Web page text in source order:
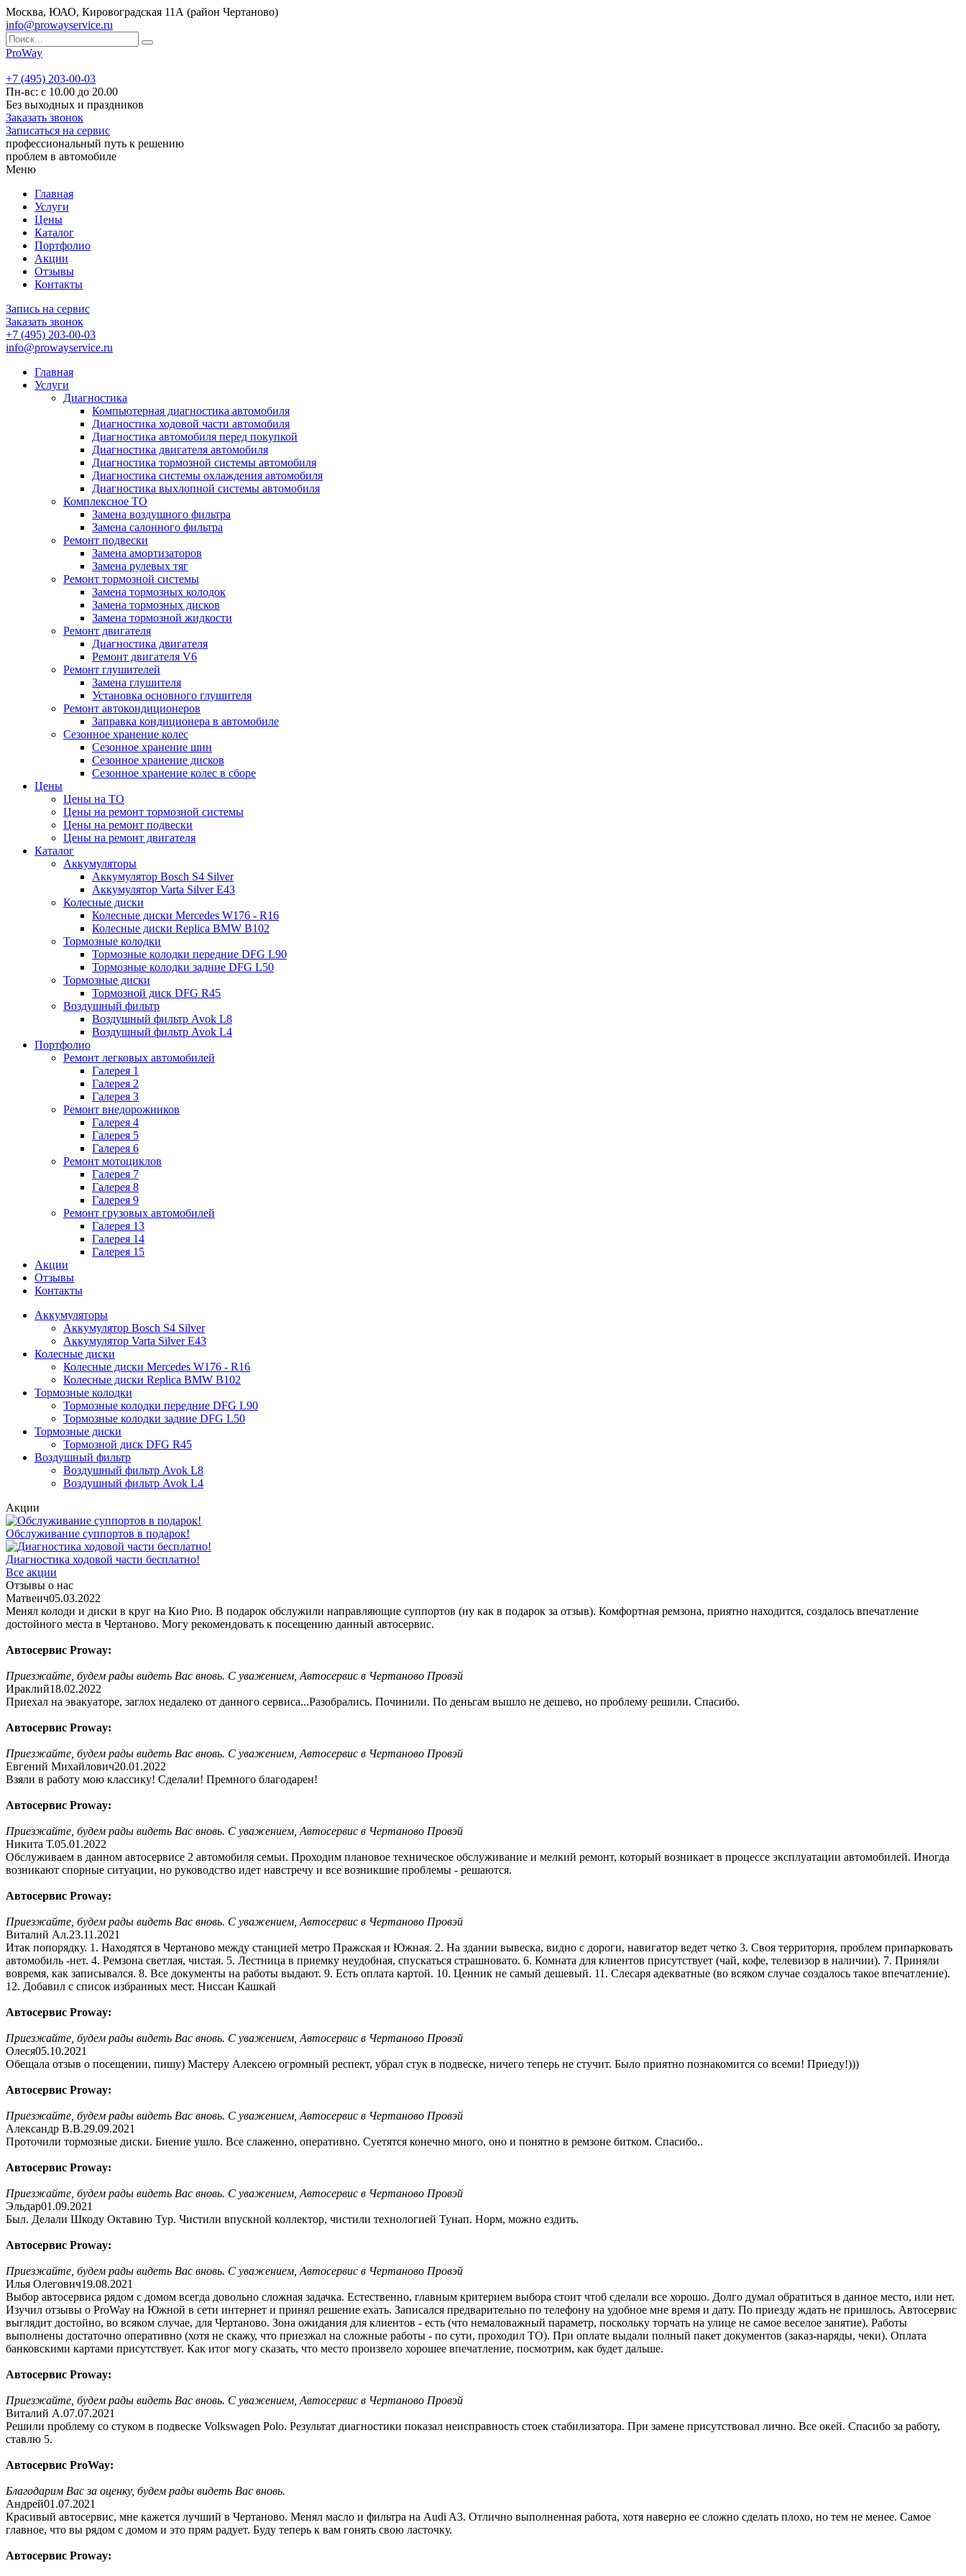
Москва, ЮАО, Кировоградская 11А (район Чертаново)
info@prowayservice.ru
ProWay
+7 (495) 203-00-03
Пн-вс: с 10.00 до 20.00
Без выходных и праздников
Заказать звонок
Записаться на сервис
профессиональный путь к решению
проблем в автомобиле
Меню
Главная
Услуги
Цены
Каталог
Портфолио
Акции
Отзывы
Контакты
Запись на сервис
Заказать звонок
+7 (495) 203-00-03
info@prowayservice.ru
Главная
Услуги
Диагностика
Компьютерная диагностика автомобиля
Диагностика ходовой части автомобиля
Диагностика автомобиля перед покупкой
Диагностика двигателя автомобиля
Диагностика тормозной системы автомобиля
Диагностика системы охлаждения автомобиля
Диагностика выхлопной системы автомобиля
Комплексное ТО
Замена воздушного фильтра
Замена салонного фильтра
Ремонт подвески
Замена амортизаторов
Замена рулевых тяг
Ремонт тормозной системы
Замена тормозных колодок
Замена тормозных дисков
Замена тормозной жидкости
Ремонт двигателя
Диагностика двигателя
Ремонт двигателя V6
Ремонт глушителей
Замена глушителя
Установка основного глушителя
Ремонт автокондиционеров
Заправка кондиционера в автомобиле
Сезонное хранение колес
Сезонное хранение шин
Сезонное хранение дисков
Сезонное хранение колес в сборе
Цены
Цены на ТО
Цены на ремонт тормозной системы
Цены на ремонт подвески
Цены на ремонт двигателя
Каталог
Аккумуляторы
Аккумулятор Bosch S4 Silver
Аккумулятор Varta Silver E43
Колесные диски
Колесные диски Mercedes W176 - R16
Колесные диски Replica BMW B102
Тормозные колодки
Тормозные колодки передние DFG L90
Тормозные колодки задние DFG L50
Тормозные диски
Тормозной диск DFG R45
Воздушный фильтр
Воздушный фильтр Avok L8
Воздушный фильтр Avok L4
Портфолио
Ремонт легковых автомобилей
Галерея 1
Галерея 2
Галерея 3
Ремонт внедорожников
Галерея 4
Галерея 5
Галерея 6
Ремонт мотоциклов
Галерея 7
Галерея 8
Галерея 9
Ремонт грузовых автомобилей
Галерея 13
Галерея 14
Галерея 15
Акции
Отзывы
Контакты
Аккумуляторы
Аккумулятор Bosch S4 Silver
Аккумулятор Varta Silver E43
Колесные диски
Колесные диски Mercedes W176 - R16
Колесные диски Replica BMW B102
Тормозные колодки
Тормозные колодки передние DFG L90
Тормозные колодки задние DFG L50
Тормозные диски
Тормозной диск DFG R45
Воздушный фильтр
Воздушный фильтр Avok L8
Воздушный фильтр Avok L4
Акции
Обслуживание суппортов в подарок!
Диагностика ходовой части бесплатно!
Все акции
Отзывы о нас
Матвеич05.03.2022
Менял колоди и диски в круг на Кио Рио. В подарок обслужили направляющие суппортов (ну как в подарок за отзыв). Комфортная ремзона, приятно находится, создалось впечатление
достойного места в Чертаново. Могу рекомендовать к посещению данный автосервис.
Автосервис Proway:
Приезжайте, будем рады видеть Вас вновь. С уважением, Автосервис в Чертаново Провэй
Ираклий18.02.2022
Приехал на эвакуаторе, заглох недалеко от данного сервиса...Разобрались. Починили. По деньгам вышло не дешево, но проблему решили. Спасибо.
Автосервис Proway:
Приезжайте, будем рады видеть Вас вновь. С уважением, Автосервис в Чертаново Провэй
Евгений Михайлович20.01.2022
Взяли в работу мою классику! Сделали! Премного благодарен!
Автосервис Proway:
Приезжайте, будем рады видеть Вас вновь. С уважением, Автосервис в Чертаново Провэй
Никита Т.05.01.2022
Обслуживаем в данном автосервисе 2 автомобиля семьи. Проходим плановое техническое обслуживание и мелкий ремонт, который возникает в процессе эксплуатации автомобилей. Иногда
возникают спорные ситуации, но руководство идет навстречу и все возникшие проблемы - решаются.
Автосервис Proway:
Приезжайте, будем рады видеть Вас вновь. С уважением, Автосервис в Чертаново Провэй
Виталий Ал.23.11.2021
Итак попорядку. 1. Находятся в Чертаново между станцией метро Пражская и Южная. 2. На здании вывеска, видно с дороги, навигатор ведет четко 3. Своя территория, проблем припарковать
автомобиль -нет. 4. Ремзона светлая, чистая. 5. Лестница в приемку неудобная, спускаться страшновато. 6. Комната для клиентов присутствует (чай, кофе, телевизор в наличии). 7. Приняли
вовремя, как записывался. 8. Все документы на работы выдают. 9. Есть оплата картой. 10. Ценник не самый дешевый. 11. Слесаря адекватные (во всяком случае создалось такое впечатление).
12. Добавил с список избранных мест. Ниссан Кашкай
Автосервис Proway:
Приезжайте, будем рады видеть Вас вновь. С уважением, Автосервис в Чертаново Провэй
Олеся05.10.2021
Обещала отзыв о посещении, пишу) Мастеру Алексею огромный респект, убрал стук в подвеске, ничего теперь не стучит. Было приятно познакомится со всеми! Приеду!)))
Автосервис Proway:
Приезжайте, будем рады видеть Вас вновь. С уважением, Автосервис в Чертаново Провэй
Александр В.В.29.09.2021
Проточили тормозные диски. Биение ушло. Все слаженно, оперативно. Суетятся конечно много, оно и понятно в ремзоне битком. Спасибо..
Автосервис Proway:
Приезжайте, будем рады видеть Вас вновь. С уважением, Автосервис в Чертаново Провэй
Эльдар01.09.2021
Был. Делали Шкоду Октавию Тур. Чистили впускной коллектор, чистили технологией Тунап. Норм, можно ездить.
Автосервис Proway:
Приезжайте, будем рады видеть Вас вновь. С уважением, Автосервис в Чертаново Провэй
Илья Олегович19.08.2021
Выбор автосервиса рядом с домом всегда довольно сложная задачка. Естественно, главным критерием выбора стоит чтоб сделали все хорошо. Долго думал обратиться в данное место, или нет.
Изучил отзывы о ProWay на Южной в сети интернет и принял решение ехать. Записался предварительно по телефону на удобное мне время и дату. По приезду ждать не пришлось. Автосервис
выглядит достойно, во всяком случае, для Чертаново. Зона ожидания для клиентов - есть (что немаловажный параметр, поскольку торчать на улице не самое веселое занятие). Работы
выполнены достаточно оперативно (хотя не скажу, что приезжал на сложные работы - по сути, проходил ТО). При оплате выдали полный пакет документов (заказ-наряды, чеки). Оплата
банковскими картами присутствует. Как итог могу сказать, что место произвело хорошее впечатление, посмотрим, как будет дальше.
Автосервис Proway:
Приезжайте, будем рады видеть Вас вновь. С уважением, Автосервис в Чертаново Провэй
Виталий А.07.07.2021
Решили проблему со стуком в подвеске Volkswagen Polo. Результат диагностики показал неисправность стоек стабилизатора. При замене присутствовал лично. Все окей. Спасибо за работу,
ставлю 5.
Автосервис ProWay:
Благодарим Вас за оценку, будем рады видеть Вас вновь.
Андрей01.07.2021
Красивый автосервис, мне кажется лучший в Чертаново. Менял масло и фильтра на Audi A3. Отлично выполненная работа, хотя наверно ее сложно сделать плохо, но тем не менее. Самое
главное, что вы рядом с домом и это прям радует. Буду теперь к вам гонять свою ласточку.
Автосервис Proway: